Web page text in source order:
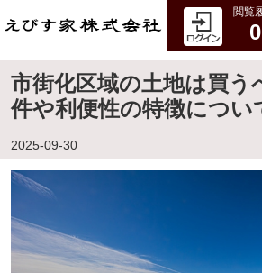
閲覧
0
市街化区域の土地は買う
件や利便性の特徴につい
2025-09-30